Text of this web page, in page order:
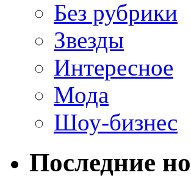
Без рубрики
Звезды
Интересное
Мода
Шоу-бизнес
Последние